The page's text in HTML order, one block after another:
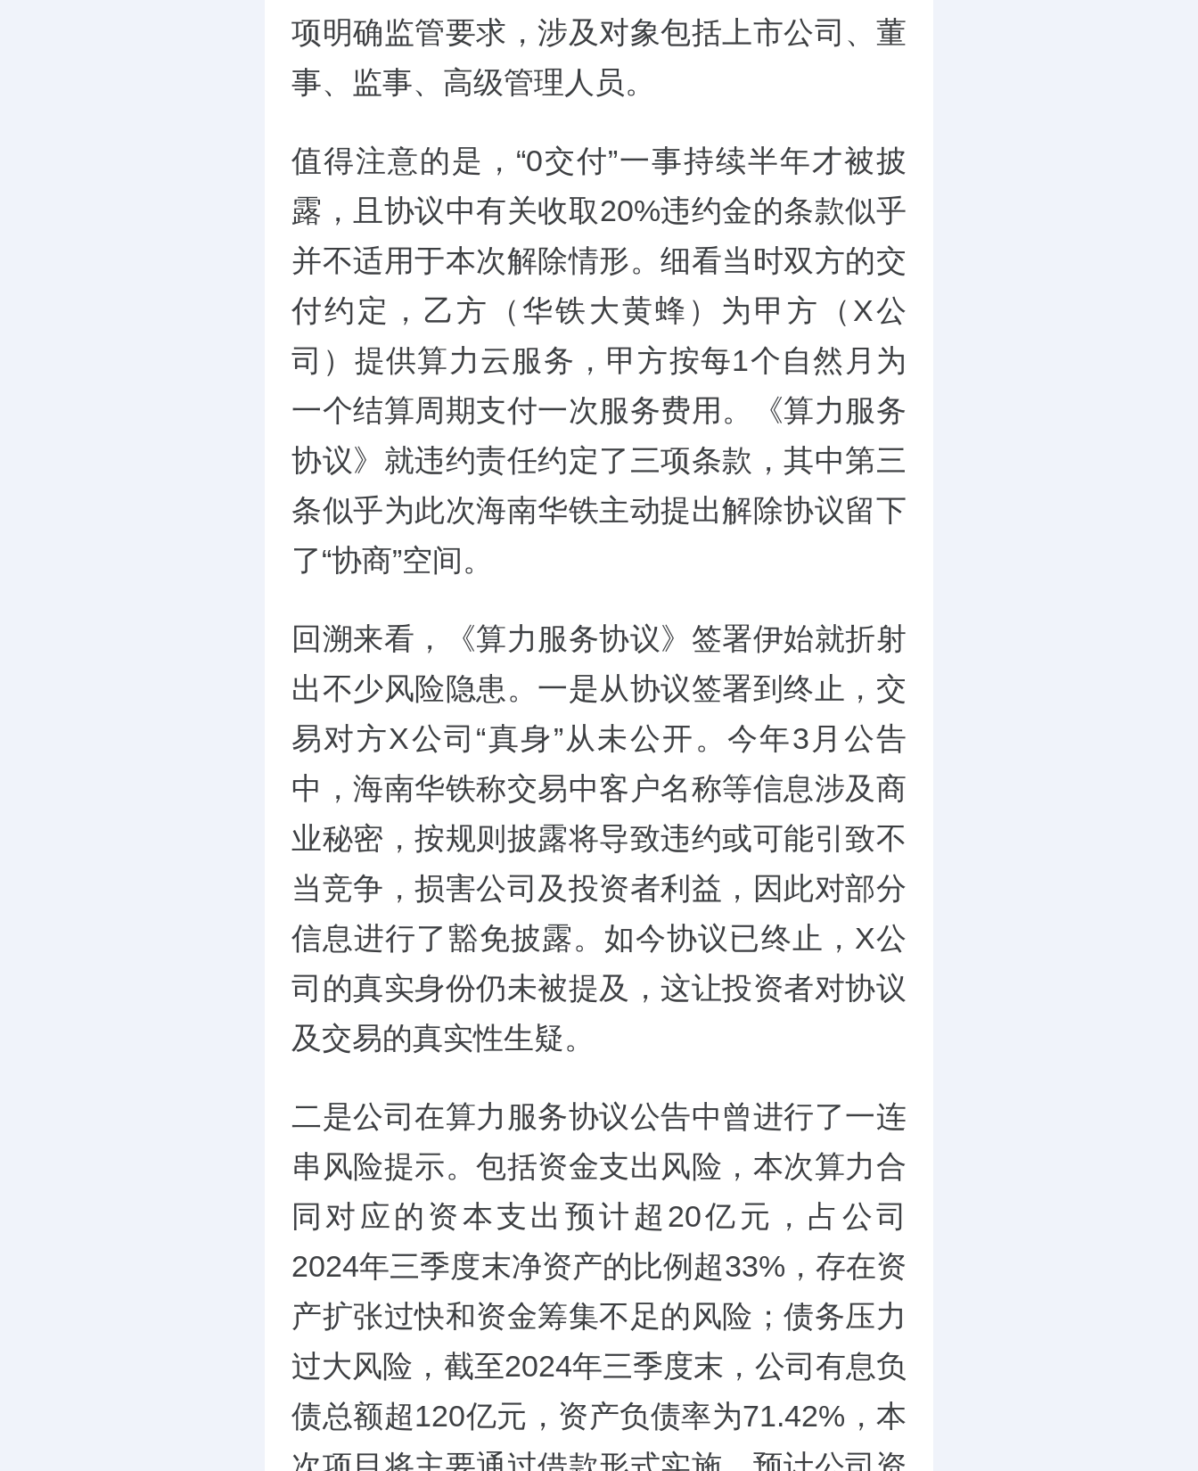
项明确监管要求，涉及对象包括上市公司、董
事、监事、高级管理人员。
值得注意的是，“0交付”一事持续半年才被披
露，且协议中有关收取20%违约金的条款似乎
并不适用于本次解除情形。细看当时双方的交
付约定，乙方（华铁大黄蜂）为甲方（X公
司）提供算力云服务，甲方按每1个自然月为
一个结算周期支付一次服务费用。《算力服务
协议》就违约责任约定了三项条款，其中第三
条似乎为此次海南华铁主动提出解除协议留下
了“协商”空间。
回溯来看，《算力服务协议》签署伊始就折射
出不少风险隐患。一是从协议签署到终止，交
易对方X公司“真身”从未公开。今年3月公告
中，海南华铁称交易中客户名称等信息涉及商
业秘密，按规则披露将导致违约或可能引致不
当竞争，损害公司及投资者利益，因此对部分
信息进行了豁免披露。如今协议已终止，X公
司的真实身份仍未被提及，这让投资者对协议
及交易的真实性生疑。
二是公司在算力服务协议公告中曾进行了一连
串风险提示。包括资金支出风险，本次算力合
同对应的资本支出预计超20亿元，占公司
2024年三季度末净资产的比例超33%，存在资
产扩张过快和资金筹集不足的风险；债务压力
过大风险，截至2024年三季度末，公司有息负
债总额超120亿元，资产负债率为71.42%，本